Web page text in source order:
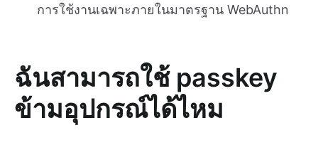
การใช้งานเฉพาะภายในมาตรฐาน WebAuthn
ฉันสามารถใช้ passkey
ข้ามอุปกรณ์ได้ไหม